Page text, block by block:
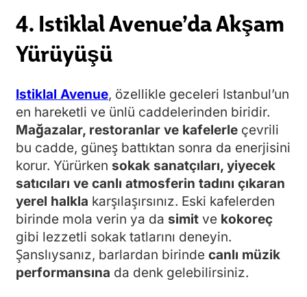
4. Istiklal Avenue’da Akşam
Yürüyüşü
Istiklal Avenue, özellikle geceleri Istanbul’un
en hareketli ve ünlü caddelerinden biridir.
Mağazalar, restoranlar ve kafelerle çevrili
bu cadde, güneş battıktan sonra da enerjisini
korur. Yürürken sokak sanatçıları, yiyecek
satıcıları ve canlı atmosferin tadını çıkaran
yerel halkla karşılaşırsınız. Eski kafelerden
birinde mola verin ya da simit ve kokoreç
gibi lezzetli sokak tatlarını deneyin.
Şanslıysanız, barlardan birinde canlı müzik
performansına da denk gelebilirsiniz.